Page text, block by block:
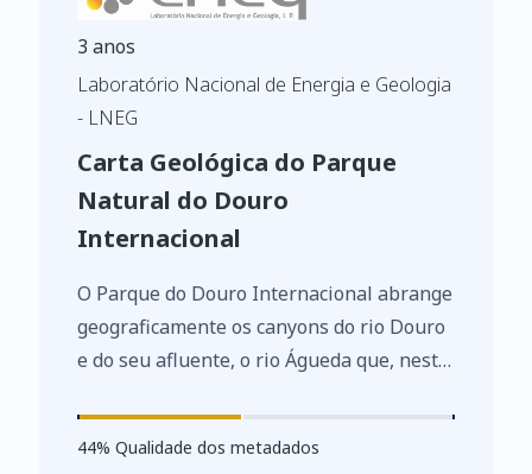
3 anos
Laboratório Nacional de Energia e Geologia
- LNEG
Carta Geológica do Parque
Natural do Douro
Internacional
O Parque do Douro Internacional abrange
geograficamente os canyons do rio Douro
e do seu afluente, o rio Águeda que, neste
No setor espanhol este parque tem
continuidade para o Parque “Arribas del
44%
44% Qualidade dos metadados